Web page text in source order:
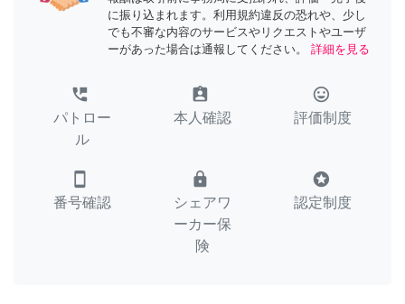
に振り込まれます。利用規約違反の恐れや、少し
でも不審な内容のサービスやリクエストやユーザ
ーがあった場合は通報してください。
詳細を見る
perm_phone_msg
パトロー
ル
assignment_ind
本人確認
tag_faces
評価制度
smartphone
番号確認
lock
シェアワ
ーカー保
険
stars
認定制度